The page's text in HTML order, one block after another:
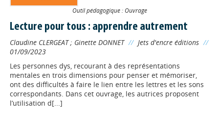
Outil pédagogique : Ouvrage
Lecture pour tous : apprendre autrement
Claudine CLERGEAT; Ginette DONNET // Jets d'encre éditions //
01/09/2023
Les personnes dys, recourant à des représentations
mentales en trois dimensions pour penser et mémoriser,
ont des difficultés à faire le lien entre les lettres et les sons
correspondants. Dans cet ouvrage, les autrices proposent
l’utilisation d[...]